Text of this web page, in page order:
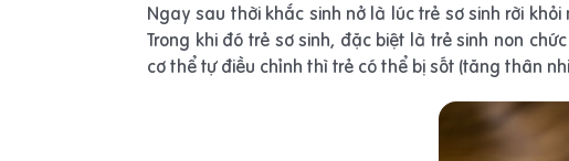
Ngay sau thời khắc sinh nở là lúc trẻ sơ sinh rời
Trong khi đó trẻ sơ sinh, đặc biệt là trẻ sinh non
cơ thể tự điều chỉnh thì trẻ có thể bị sốt (tăng thân